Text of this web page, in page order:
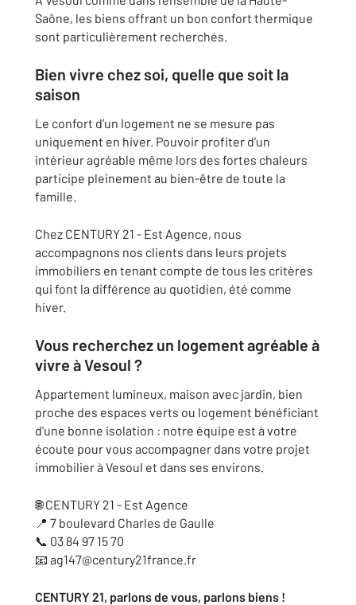
Saône, les biens offrant un bon confort thermique
sont particulièrement recherchés.
Bien vivre chez soi, quelle que soit la
saison
Le confort d’un logement ne se mesure pas
uniquement en hiver. Pouvoir profiter d’un
intérieur agréable même lors des fortes chaleurs
participe pleinement au bien-être de toute la
famille.
Chez CENTURY 21 - Est Agence, nous
accompagnons nos clients dans leurs projets
immobiliers en tenant compte de tous les critères
qui font la différence au quotidien, été comme
hiver.
Vous recherchez un logement agréable à
vivre à Vesoul ?
Appartement lumineux, maison avec jardin, bien
proche des espaces verts ou logement bénéficiant
d'une bonne isolation : notre équipe est à votre
écoute pour vous accompagner dans votre projet
immobilier à Vesoul et dans ses environs.
🌐 CENTURY 21 - Est Agence
📍 7 boulevard Charles de Gaulle
📞 03 84 97 15 70
📧 ag147@century21france.fr
CENTURY 21, parlons de vous, parlons biens !